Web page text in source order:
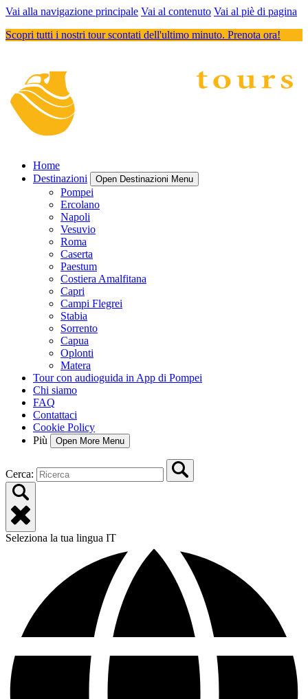
Vai alla navigazione principale Vai al contenuto Vai al piè di pagina
Scopri tutti i nostri tour scontati dell'ultimo minuto. Prenota ora!
Home
Destinazioni
Open Destinazioni Menu
Pompei
Ercolano
Napoli
Vesuvio
Roma
Caserta
Paestum
Costiera Amalfitana
Capri
Campi Flegrei
Stabia
Sorrento
Capua
Oplonti
Matera
Tour con audioguida in App di Pompei
Chi siamo
FAQ
Contattaci
Cookie Policy
Più
Open More Menu
Cerca:
Seleziona la tua lingua IT